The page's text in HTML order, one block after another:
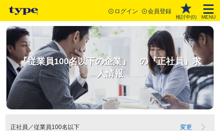
ログイン 会員登録
検討中(0) MENU
『従業員100名以下の企業』 の『正社員』求
人情報
正社員／従業員100名以下 変更